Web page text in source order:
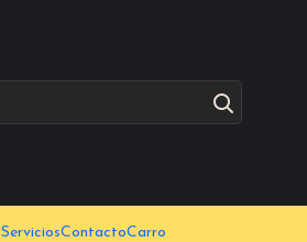
ServiciosContactoCarro